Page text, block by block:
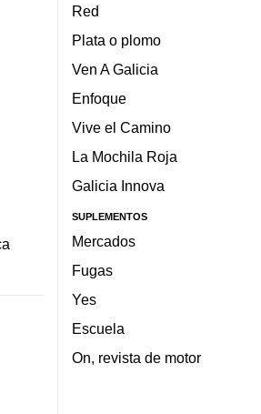
Red
Plata o plomo
Ven A Galicia
Enfoque
Vive el Camino
La Mochila Roja
Galicia Innova
SUPLEMENTOS
Mercados
Fugas
Yes
Escuela
On, revista de motor